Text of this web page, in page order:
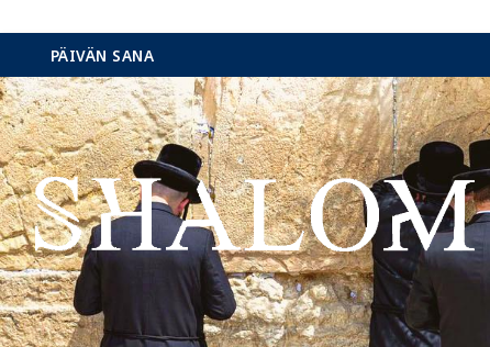
Hyppää
sisältöön
PÄIVÄN SANA